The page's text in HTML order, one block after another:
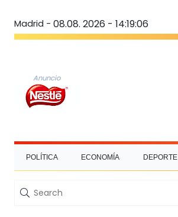
Madrid - 08.08. 2026 - 14:19:07
Anuncio
POLÍTICA ECONOMÍA DEPORTE